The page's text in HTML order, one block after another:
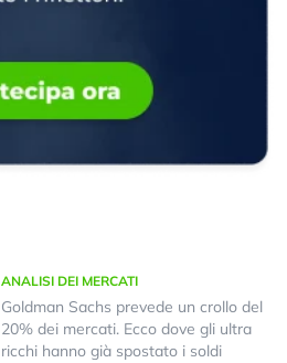
ANALISI DEI MERCATI
Goldman Sachs prevede un crollo del
20% dei mercati. Ecco dove gli ultra
ricchi hanno già spostato i soldi